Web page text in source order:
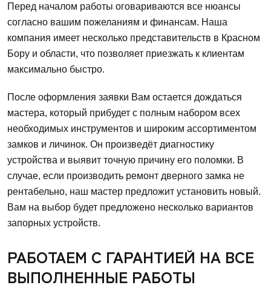
Перед началом работы оговариваются все нюансы
согласно вашим пожеланиям и финансам. Наша
компания имеет несколько представительств в Красном
Бору и области, что позволяет приезжать к клиентам
максимально быстро.
После оформления заявки Вам остается дождаться
мастера, который прибудет с полным набором всех
необходимых инструментов и широким ассортиментом
замков и личинок. Он произведёт диагностику
устройства и выявит точную причину его поломки. В
случае, если производить ремонт дверного замка не
рентабельно, наш мастер предложит установить новый.
Вам на выбор будет предложено несколько вариантов
запорных устройств.
РАБОТАЕМ С ГАРАНТИЕЙ НА ВСЕ
ВЫПОЛНЕННЫЕ РАБОТЫ